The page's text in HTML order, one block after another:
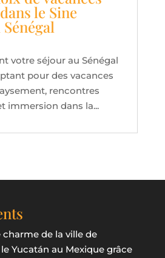
le Sine
votre séjour au Sénégal
pour des vacances
rencontres
immersion dans la...
charme de la ville de
Yucatán au Mexique grâce